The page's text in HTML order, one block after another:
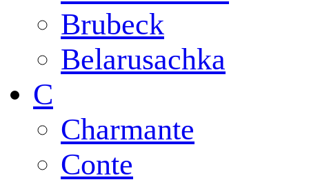
Brubeck
Belarusachka
C
Charmante
Conte